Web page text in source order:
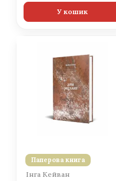
У кошик
Паперова книга
Інга Кейван